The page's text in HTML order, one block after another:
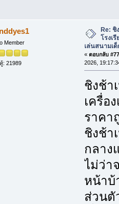
Member
: 21989
Re: ชิ
โรงเ
เล่นสนามเ
« ตอบกลับ
2026,
ชิงช้า
เครื่อ
ราคา
ชิงช้า
กลาง
ไม่ว่า
หน้าบ้
ส่วนตั